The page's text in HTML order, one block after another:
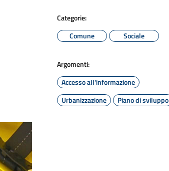
Categorie:
Comune
Sociale
Argomenti:
Accesso all'informazione
Urbanizzazione
Piano di sviluppo